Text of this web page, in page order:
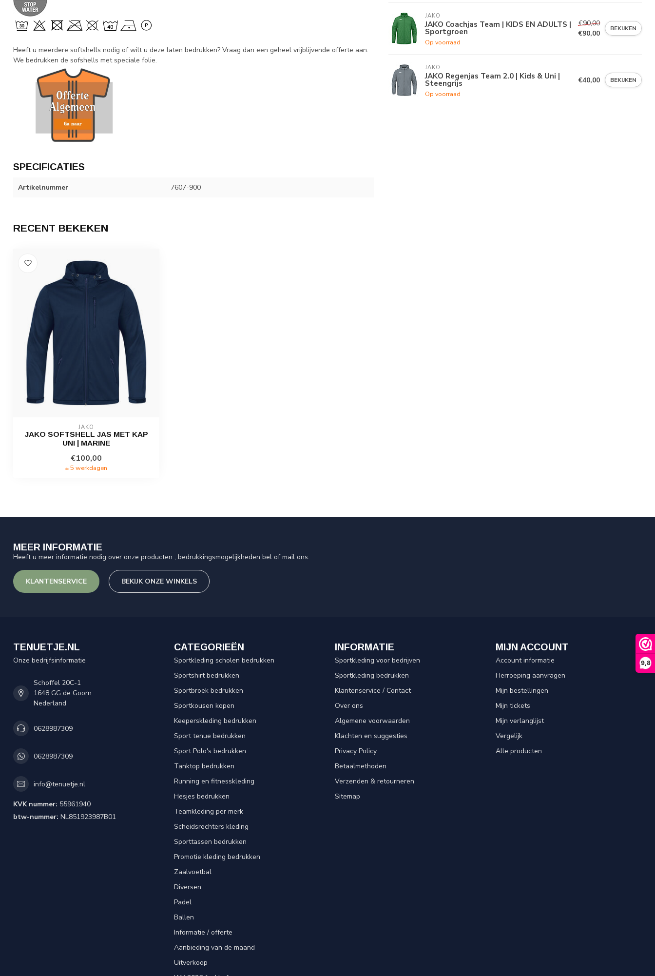
9,8
Heeft u meerdere softshells nodig of wilt u deze laten bedrukken? Vraag dan een geheel vrijblijvende offerte aan.
We bedrukken de sofshells met speciale folie.
SPECIFICATIES
Artikelnummer 7607-900
JAKO
JAKO Coachjas Team | KIDS EN ADULTS |
Sportgroen
Op voorraad
€90,00
€90,00
BEKIJKEN
JAKO
JAKO Regenjas Team 2.0 | Kids & Uni |
Steengrijs
Op voorraad
€40,00 BEKIJKEN
RECENT BEKEKEN
JAKO
JAKO SOFTSHELL JAS MET KAP
UNI | MARINE
€100,00
± 5 werkdagen
MEER INFORMATIE
Heeft u meer informatie nodig over onze producten , bedrukkingsmogelijkheden bel of mail ons.
KLANTENSERVICE BEKIJK ONZE WINKELS
TENUETJE.NL
Onze bedrijfsinformatie
Schoffel 20C-1
1648 GG de Goorn
Nederland
0628987309
0628987309
info@tenuetje.nl
KVK nummer: 55961940
btw-nummer: NL851923987B01
CATEGORIEËN
Sportkleding scholen bedrukken
Sportshirt bedrukken
Sportbroek bedrukken
Sportkousen kopen
Keeperskleding bedrukken
Sport tenue bedrukken
Sport Polo's bedrukken
Tanktop bedrukken
Running en fitnesskleding
Hesjes bedrukken
Teamkleding per merk
Scheidsrechters kleding
Sporttassen bedrukken
Promotie kleding bedrukken
Zaalvoetbal
Diversen
Padel
Ballen
Informatie / offerte
Aanbieding van de maand
Uitverkoop
INFORMATIE
Sportkleding voor bedrijven
Sportkleding bedrukken
Klantenservice / Contact
Over ons
Algemene voorwaarden
Klachten en suggesties
Privacy Policy
Betaalmethoden
Verzenden & retourneren
Sitemap
MIJN ACCOUNT
Account informatie
Herroeping aanvragen
Mijn bestellingen
Mijn tickets
Mijn verlanglijst
Vergelijk
Alle producten